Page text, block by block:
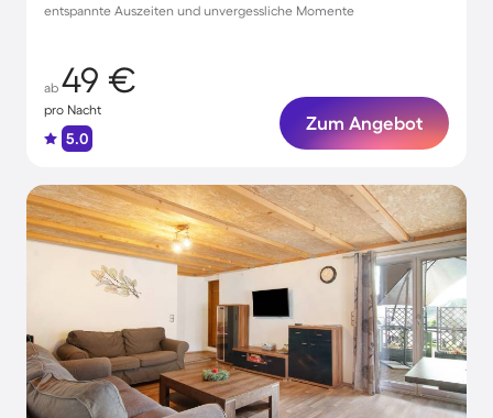
entspannte Auszeiten und unvergessliche Momente
ab 49 €
pro Nacht
5.0
Zum Angebot